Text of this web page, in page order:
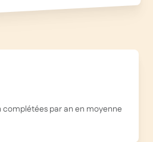
par an en moyenne